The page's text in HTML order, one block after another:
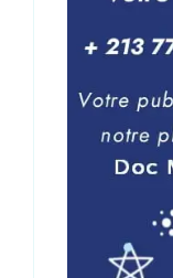
Mésothérapie -
Masque
DZD